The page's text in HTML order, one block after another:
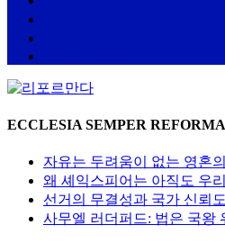
ECCLESIA SEMPER
자유는 두려움이 없는 영혼
왜 셰익스피어는 아직도 우
선거의 무결성과 국가 신뢰도
사무엘 러더퍼드: 법은 국왕